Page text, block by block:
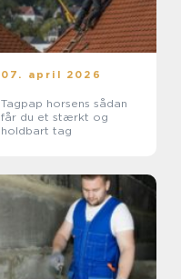
07. april 2026
Tagpap horsens sådan
får du et stærkt og
holdbart tag